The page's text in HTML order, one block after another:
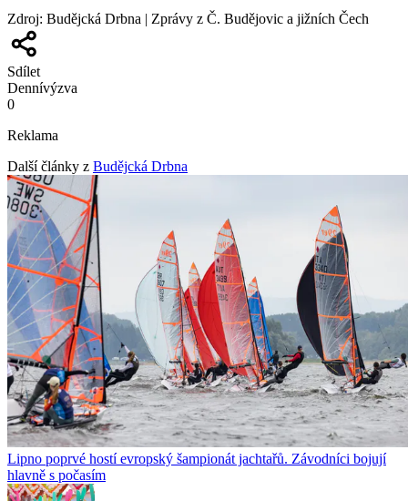
Zdroj: Budějcká Drbna | Zprávy z Č. Budějovic a jižních Čech
Sdílet
Dennívýzva
0
Reklama
Další články z Budějcká Drbna
Lipno poprvé hostí evropský šampionát jachtařů. Závodníci bojují
hlavně s počasím